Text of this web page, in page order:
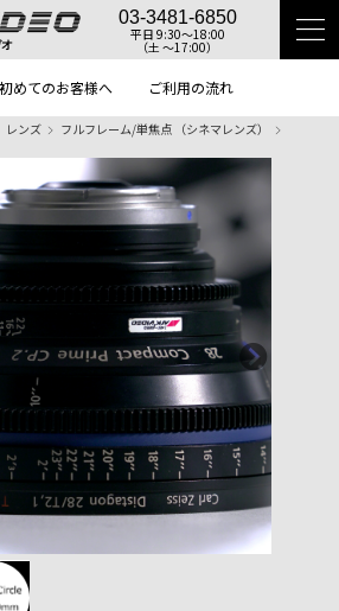
03-3481-6850
平日 9:30〜18:00
（土 〜17:00）
初めてのお客様へ ご利用の流れ
レンズ
フルフレーム/単焦点 （シネマレンズ）